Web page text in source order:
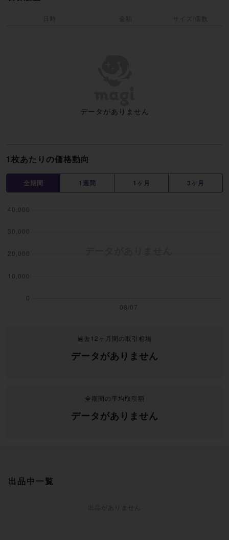
1枚あたりの価格動向
全期間 1週間 1ヶ月 3ヶ月
過去12ヶ月間の取引相場
データがありません
全期間の平均取引額
データがありません
日時 金額 サイズ/個数
データがありません
出品中一覧